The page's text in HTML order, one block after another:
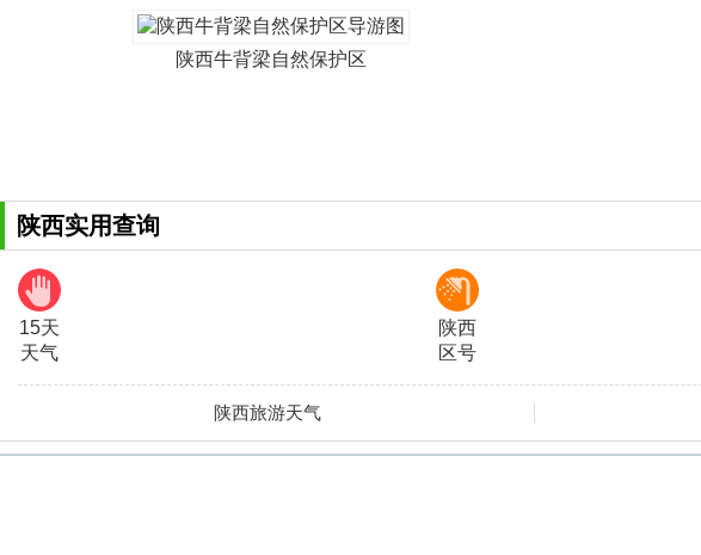
陕西牛背梁自然保护区
陕西实用查询
15天
天气
陕西
区号
陕西旅游天气